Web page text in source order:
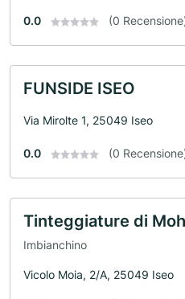
0.0 (0
FUNSIDE ISEO
Via Mirolte 1, 25049 Iseo
0.0 (0
Tinteggiature di
Imbianchino
Vicolo Moia, 2/A, 25049 Iseo